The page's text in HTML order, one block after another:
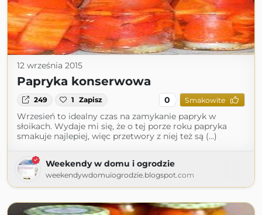
12 września 2015
Papryka konserwowa
249 1 Zapisz 0 Smakowite
Wrzesień to idealny czas na zamykanie papryk w
słoikach. Wydaje mi się, że o tej porze roku papryka
smakuje najlepiej, więc przetwory z niej też są (...)
Weekendy w domu i ogrodzie
weekendywdomuiogrodzie.blogspot.com